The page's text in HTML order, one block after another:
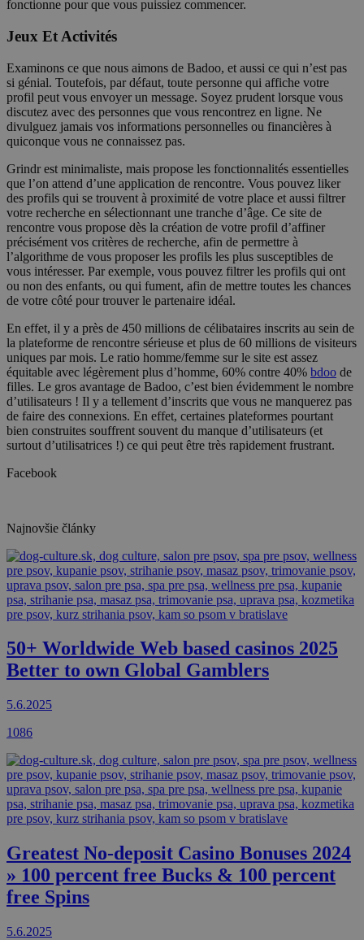
fonctionne pour que vous puissiez commencer.
Jeux Et Activités
Examinons ce que nous aimons de Badoo, et aussi ce qui n’est pas
si génial. Toutefois, par défaut, toute personne qui affiche votre
profil peut vous envoyer un message. Soyez prudent lorsque vous
discutez avec des personnes que vous rencontrez en ligne. Ne
divulguez jamais vos informations personnelles ou financières à
quiconque vous ne connaissez pas.
Grindr est minimaliste, mais propose les fonctionnalités essentielles
que l’on attend d’une application de rencontre. Vous pouvez liker
des profils qui se trouvent à proximité de votre place et aussi filtrer
votre recherche en sélectionnant une tranche d’âge. Ce site de
rencontre vous propose dès la création de votre profil d’affiner
précisément vos critères de recherche, afin de permettre à
l’algorithme de vous proposer les profils les plus susceptibles de
vous intéresser. Par exemple, vous pouvez filtrer les profils qui ont
ou non des enfants, ou qui fument, afin de mettre toutes les chances
de votre côté pour trouver le partenaire idéal.
En effet, il y a près de 450 millions de célibataires inscrits au sein de
la plateforme de rencontre sérieuse et plus de 60 millions de visiteurs
uniques par mois. Le ratio homme/femme sur le site est assez
équitable avec légèrement plus d’homme, 60% contre 40% bdoo de
filles. Le gros avantage de Badoo, c’est bien évidemment le nombre
d’utilisateurs ! Il y a tellement d’inscrits que vous ne manquerez pas
de faire des connexions. En effet, certaines plateformes pourtant
bien construites souffrent souvent du manque d’utilisateurs (et
surtout d’utilisatrices !) ce qui peut être très rapidement frustrant.
Facebook
Najnovšie články
50+ Worldwide Web based casinos 2025
Better to own Global Gamblers
5.6.2025
1086
Greatest No-deposit Casino Bonuses 2024
» 100 percent free Bucks & 100 percent
free Spins
5.6.2025